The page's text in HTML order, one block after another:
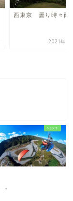
西東京 曇り時々雨
2021年6